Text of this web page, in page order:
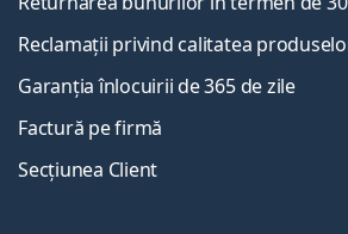
Reclamații privind calitatea
Garanția înlocuirii de 365 de zile
Factură pe firmă
Secțiunea Client